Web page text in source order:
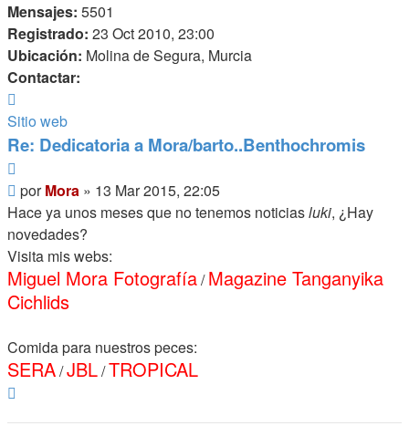
Mensajes: 5501
Registrado: 23 Oct 2010, 23:00
Ubicación: Molina de Segura, Murcia
Contactar:
Mora
Sitio web
Re: Dedicatoria a Mora/barto..Benthochromis
Mensaje
porMora » 13 Mar 2015, 22:05
Hace ya unos meses que no tenemos noticiasluki, ¿Hay
novedades?
Visita mis webs:
Miguel Mora Fotografía/Magazine Tanganyika
Cichlids
Comida para nuestros peces:
SERA/JBL/TROPICAL